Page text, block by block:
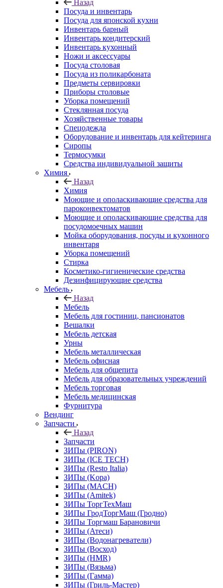
Назад
Посуда и инвентарь
Посуда для японской кухни
Инвентарь барный
Инвентарь кондитерский
Инвентарь кухонный
Ножи и аксессуары
Посуда столовая
Посуда из поликарбоната
Предметы сервировки
Приборы столовые
Уборка помещений
Стеклянная посуда
Хозяйственные товары
Спецодежда
Оборудование и инвентарь для кейтеринга
Сиропы
Термосумки
Средства индивидуальной защиты
Химия
Назад
Химия
Моющие и ополаскивающие средства для
пароконвектоматов
Моющие и ополаскивающие средства для
посудомоечных машин
Мойка оборудования, посуды и кухонного
инвентаря
Уборка помещений
Стирка
Косметико-гигиенические средства
Дезинфицирующие средства
Мебель
Назад
Мебель
Мебель для гостиниц, пансионатов
Вешалки
Мебель детская
Урны
Мебель металлическая
Мебель офисная
Мебель для общепита
Мебель для образовательных учреждений
Мебель торговая
Мебель медицинская
Фурнитура
Вендинг
Запчасти
Назад
Запчасти
ЗИПы (PIRON)
ЗИПы (ICE TECH)
ЗИПы (Resto Italia)
ЗИПы (Kopa)
ЗИПы (MACH)
ЗИПы (Amitek)
ЗИПы ТоргТехМаш
ЗИПы ГродТоргМаш (Гродно)
ЗИПы Торгмаш Барановичи
ЗИПы (Атеси)
ЗИПы (Водонагреватели)
ЗИПы (Восход)
ЗИПы (HMR)
ЗИПы (Вязьма)
ЗИПы (Гамма)
ЗИПы (Гриль-Мастер)